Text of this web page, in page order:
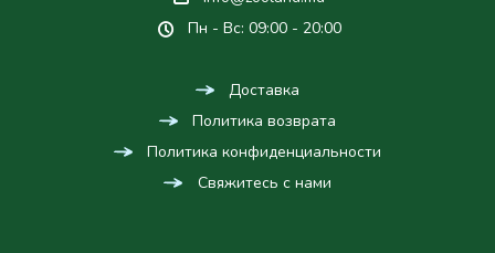
Пн - Вс: 09:00 - 20:00
Доставка
Политика возврата
Политика конфиденциальности
Свяжитесь с нами